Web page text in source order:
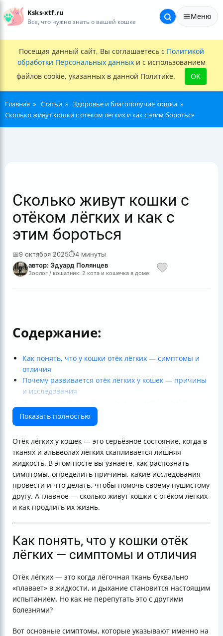
Ksks-xtf.ru
Все, что нужно знать о вашей кошке
Меню
Посещая данный сайт, Вы соглашаетесь с Политикой
обработки Персональных данных и с использованием
файлов cookie, указанных в данной Политике.
OK
Главная Статьи
Здоровье и благополучие кошки
Сколько живут кошки с отёком лёгких и как с этим бороться
Сколько живут кошки с
отёком лёгких и как с
этим бороться
📅9 октября 2025⏱4 минуты
автор: Эдуард Полянцев
Зоолог / кошатник: 2 кота и кошечка в доме
Содержание:
Как понять, что у кошки отёк лёгких — симптомы и
отличия
Почему развивается отёк лёгких у кошек — причины
и исследования
Первая помощь при отёке лёгких у кошки — что
делать срочно
Лечение и прогноз — сколько живут кошки с отёком
лёгких
Особенности терапии при сердечной
недостаточности
Последние достижения в лечении отёка лёгких у
кошек
Итоговая таблица симптомов и действий
Показать полностью
Отёк лёгких у кошек — это серьёзное состояние, когда в
тканях и альвеолах лёгких скапливается лишняя
жидкость. В этом посте вы узнаете, как распознать
симптомы, определить причины, какие исследования
провести и что делать, чтобы помочь своему пушистому
другу. А главное — сколько живут кошки с отёком лёгких
и как продлить их жизнь.
Как понять, что у кошки отёк
лёгких — симптомы и отличия
Отёк лёгких — это когда лёгочная ткань буквально
«плавает» в жидкости, и дыхание становится настоящим
испытанием. Но как не перепутать это с другими
болезнями?
Вот основные симптомы, которые указывают именно на